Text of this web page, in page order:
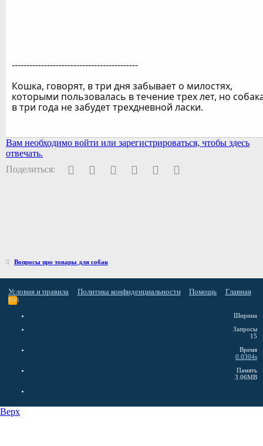
-------------------------------------------
Кошка, говорят, в три дня забывает о милостях,
которыми пользовалась в течение трех лет, но
в три года не забудет трехдневной ласки.
Вам необходимо войти или зарегистрироваться, чтобы здесь
отвечать.
Поделиться:
Facebook
Twitter PinterestWhatsAppЭлектронная почта
Вопросы про товары для собак
Условия и правила Политика конфиденциальности Помощь Главная
RSS
Ширина
Запросы
15
Время
0.0304s
Память
3.06MB
Верх